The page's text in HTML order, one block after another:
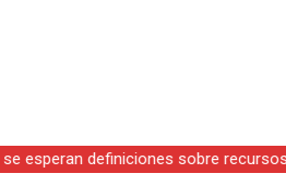
esperan definiciones sobre